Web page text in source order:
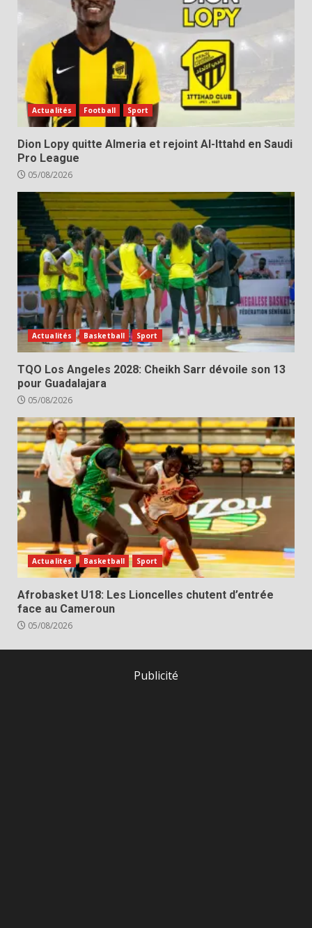
Actualités Football Sport
Dion Lopy quitte Almeria et rejoint Al-Ittahd en Saudi
Pro League
05/08/2026
Actualités Basketball Sport
TQO Los Angeles 2028: Cheikh Sarr dévoile son 13
pour Guadalajara
05/08/2026
Actualités Basketball Sport
Afrobasket U18: Les Lioncelles chutent d’entrée
face au Cameroun
05/08/2026
Publicité